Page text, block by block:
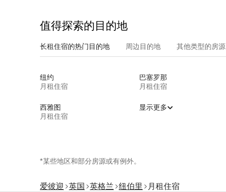
值得探索的目的地
长租住宿的热门目的地 周边目的地 其他类型的房源
纽约
月租住宿
巴塞罗那
月租住宿
西雅图
月租住宿
显示更多
*某些地区和部分房源或有例外。
爱彼迎 英国 英格兰 纽伯里 月租住宿